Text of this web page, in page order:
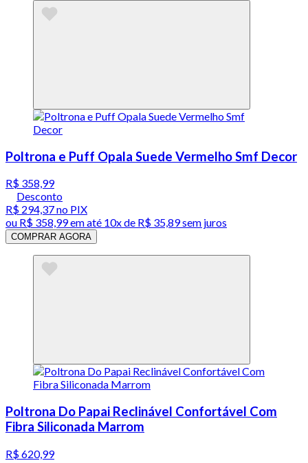
Poltrona e Puff Opala Suede Vermelho Smf Decor
R$ 358,99
Desconto
R$ 294,37no PIX
ou R$ 358,99em até 10x de R$ 35,89 sem juros
COMPRAR AGORA
Poltrona Do Papai Reclinável Confortável Com
Fibra Siliconada Marrom
R$ 620,99